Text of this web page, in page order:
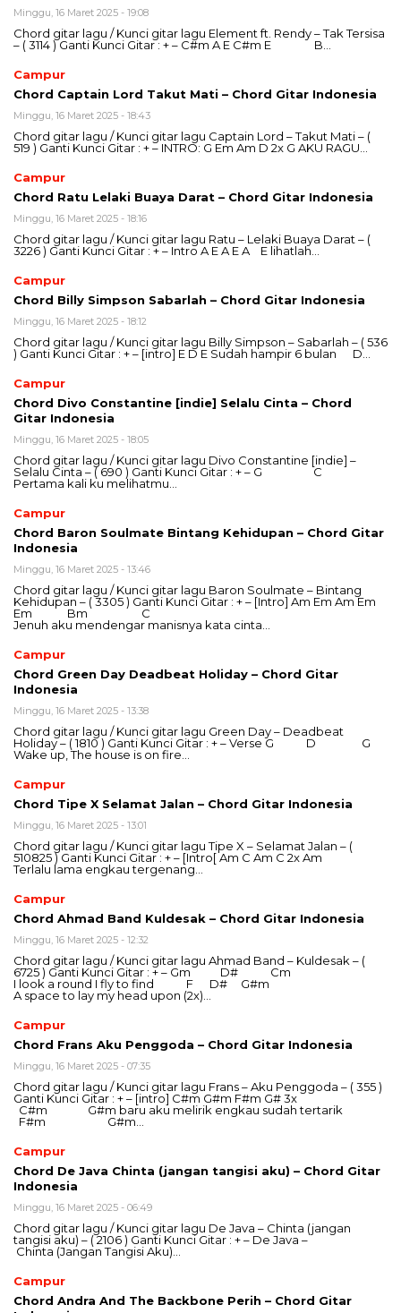
Minggu, 16 Maret 2025 - 19:08
Chord gitar lagu / Kunci gitar lagu Element ft. Rendy – Tak Tersisa
– ( 3114 ) Ganti Kunci Gitar : + – C#m A E C#m E B…
Campur
Chord Captain Lord Takut Mati – Chord Gitar Indonesia
Minggu, 16 Maret 2025 - 18:43
Chord gitar lagu / Kunci gitar lagu Captain Lord – Takut Mati – (
519 ) Ganti Kunci Gitar : + – INTRO: G Em Am D 2x G AKU RAGU…
Campur
Chord Ratu Lelaki Buaya Darat – Chord Gitar Indonesia
Minggu, 16 Maret 2025 - 18:16
Chord gitar lagu / Kunci gitar lagu Ratu – Lelaki Buaya Darat – (
3226 ) Ganti Kunci Gitar : + – Intro A E A E A E lihatlah…
Campur
Chord Billy Simpson Sabarlah – Chord Gitar Indonesia
Minggu, 16 Maret 2025 - 18:12
Chord gitar lagu / Kunci gitar lagu Billy Simpson – Sabarlah – ( 536
) Ganti Kunci Gitar : + – [intro] E D E Sudah hampir 6 bulan D…
Campur
Chord Divo Constantine [indie] Selalu Cinta – Chord
Gitar Indonesia
Minggu, 16 Maret 2025 - 18:05
Chord gitar lagu / Kunci gitar lagu Divo Constantine [indie] –
Selalu Cinta – ( 690 ) Ganti Kunci Gitar : + – G C
Pertama kali ku melihatmu…
Campur
Chord Baron Soulmate Bintang Kehidupan – Chord Gitar
Indonesia
Minggu, 16 Maret 2025 - 13:46
Chord gitar lagu / Kunci gitar lagu Baron Soulmate – Bintang
Kehidupan – ( 3305 ) Ganti Kunci Gitar : + – [Intro] Am Em Am Em
Em Bm C
Jenuh aku mendengar manisnya kata cinta…
Campur
Chord Green Day Deadbeat Holiday – Chord Gitar
Indonesia
Minggu, 16 Maret 2025 - 13:38
Chord gitar lagu / Kunci gitar lagu Green Day – Deadbeat
Holiday – ( 1810 ) Ganti Kunci Gitar : + – Verse G D G
Wake up, The house is on fire…
Campur
Chord Tipe X Selamat Jalan – Chord Gitar Indonesia
Minggu, 16 Maret 2025 - 13:01
Chord gitar lagu / Kunci gitar lagu Tipe X – Selamat Jalan – (
510825 ) Ganti Kunci Gitar : + – [Intro[ Am C Am C 2x Am
Terlalu lama engkau tergenang…
Campur
Chord Ahmad Band Kuldesak – Chord Gitar Indonesia
Minggu, 16 Maret 2025 - 12:32
Chord gitar lagu / Kunci gitar lagu Ahmad Band – Kuldesak – (
6725 ) Ganti Kunci Gitar : + – Gm D# Cm
I look a round I fly to find F D# G#m
A space to lay my head upon (2x)…
Campur
Chord Frans Aku Penggoda – Chord Gitar Indonesia
Minggu, 16 Maret 2025 - 07:35
Chord gitar lagu / Kunci gitar lagu Frans – Aku Penggoda – ( 355 )
Ganti Kunci Gitar : + – [intro] C#m G#m F#m G# 3x
C#m G#m baru aku melirik engkau sudah tertarik
F#m G#m…
Campur
Chord De Java Chinta (jangan tangisi aku) – Chord Gitar
Indonesia
Minggu, 16 Maret 2025 - 06:49
Chord gitar lagu / Kunci gitar lagu De Java – Chinta (jangan
tangisi aku) – ( 2106 ) Ganti Kunci Gitar : + – De Java –
Chinta (Jangan Tangisi Aku)…
Campur
Chord Andra And The Backbone Perih – Chord Gitar